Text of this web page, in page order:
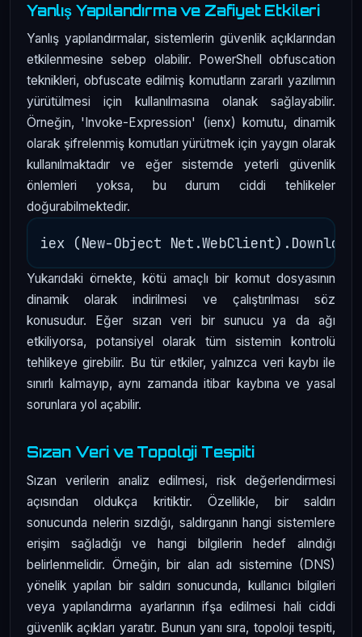
Yanlış Yapılandırma ve Zafiyet Etkileri
Yanlış yapılandırmalar, sistemlerin güvenlik açıklarından
etkilenmesine sebep olabilir. PowerShell obfuscation
teknikleri, obfuscate edilmiş komutların zararlı yazılımın
yürütülmesi için kullanılmasına olanak sağlayabilir.
Örneğin, 'Invoke-Expression' (ienx) komutu, dinamik
olarak şifrelenmiş komutları yürütmek için yaygın olarak
kullanılmaktadır ve eğer sistemde yeterli güvenlik
önlemleri yoksa, bu durum ciddi tehlikeler
doğurabilmektedir.
Yukarıdaki örnekte, kötü amaçlı bir komut dosyasının
dinamik olarak indirilmesi ve çalıştırılması söz
konusudur. Eğer sızan veri bir sunucu ya da ağı
etkiliyorsa, potansiyel olarak tüm sistemin kontrolü
tehlikeye girebilir. Bu tür etkiler, yalnızca veri kaybı ile
sınırlı kalmayıp, aynı zamanda itibar kaybına ve yasal
sorunlara yol açabilir.
Sızan Veri ve Topoloji Tespiti
Sızan verilerin analiz edilmesi, risk değerlendirmesi
açısından oldukça kritiktir. Özellikle, bir saldırı
sonucunda nelerin sızdığı, saldırganın hangi sistemlere
erişim sağladığı ve hangi bilgilerin hedef alındığı
belirlenmelidir. Örneğin, bir alan adı sistemine (DNS)
yönelik yapılan bir saldırı sonucunda, kullanıcı bilgileri
veya yapılandırma ayarlarının ifşa edilmesi hali ciddi
güvenlik açıkları yaratır. Bunun yanı sıra, topoloji tespiti,